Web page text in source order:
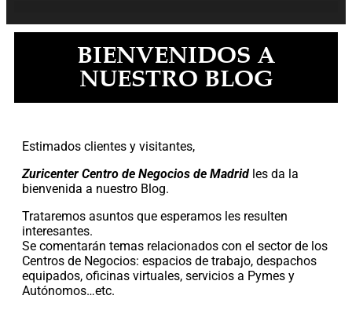
BIENVENIDOS A
NUESTRO BLOG
Estimados clientes y visitantes,
Zuricenter Centro de Negocios de Madrid les da la
bienvenida a nuestro Blog.
Trataremos asuntos que esperamos les resulten
interesantes.
Se comentarán temas relacionados con el sector de los
Centros de Negocios: espacios de trabajo, despachos
equipados, oficinas virtuales, servicios a Pymes y
Autónomos…etc.